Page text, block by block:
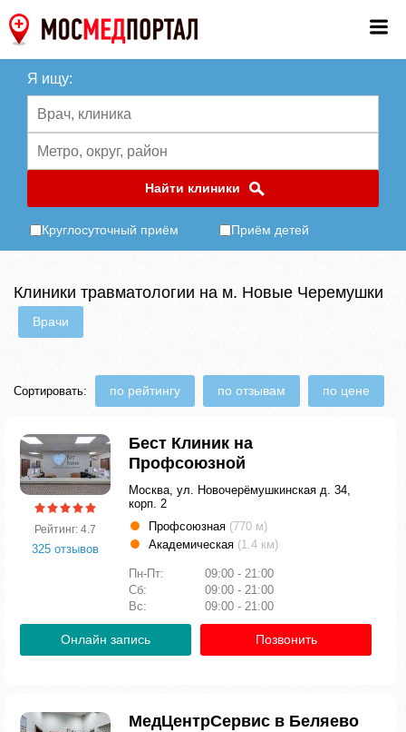
Я ищу:
Найти клиники
Круглосуточный приём Приём детей
Клиники травматологии на м. Новые Черемушки
Врачи
Сортировать: по рейтингу по отзывам по цене
Рейтинг: 4.7
325 отзывов
Бест Клиник на
Профсоюзной
Москва, ул. Новочерёмушкинская д. 34,
корп. 2
Профсоюзная (770 м)
Академическая (1.4 км)
Пн-Пт:
09:00 - 21:00
Сб:
09:00 - 21:00
Вс:
09:00 - 21:00
Онлайн запись Позвонить
МедЦентрСервис в Беляево